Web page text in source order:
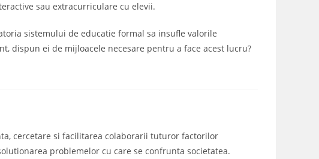
sau extracurriculare cu elevii.
sistemului de educatie formal sa insufle valorile
dispun ei de mijloacele necesare pentru a face acest lucru?
cercetare si facilitarea colaborarii tuturor factorilor
problemelor cu care se confrunta societatea.